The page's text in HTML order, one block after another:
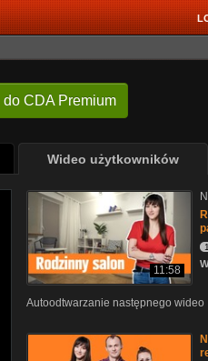
do CDA Premium
Wideo użytkowników
11:58
Autoodtwarzanie następnego wideo